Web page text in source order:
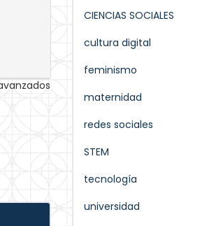
CIENCIAS SOCIALES
cultura digital
feminismo
maternidad
redes sociales
STEM
tecnología
universidad